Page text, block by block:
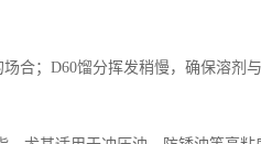
合；D60馏分挥发稍慢，确保溶剂